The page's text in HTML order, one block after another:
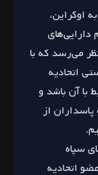
اوکراین،
دارایی‌های
می‌رسد که با
اتحادیه
با آن باشد و
از
سپاه
اتحادیه